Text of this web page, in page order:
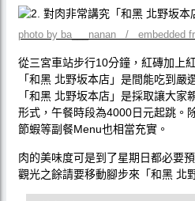
photo by ba___nanan / embedded
從三宮車站步行10分鐘，紅磚加上
「和黑 北野坂本店」是間能吃到嚴
「和黑 北野坂本店」是採取讓大家
形式，午餐時段為4000日元起跳。
節蝦等副餐Menu也相當充實。
肉的美味度可是到了星期日都必要
觀光之餘請要移動腳步來「和黑 北